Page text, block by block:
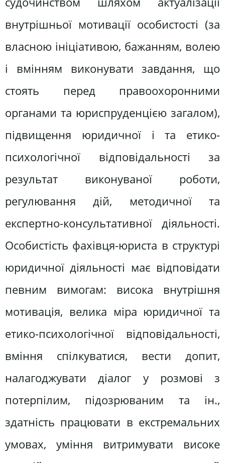
внутрішньої мотивації особистості (за
власною ініціативою, бажанням, волею
і вмінням виконувати завдання, що
стоять перед правоохоронними
органами та юриспруденцією загалом),
підвищення юридичної і та етико-
психологічної відповідальності за
результат виконуваної роботи,
регулювання дій, методичної та
експертно-консультативної діяльності.
Особистість фахівця-юриста в структурі
юридичної діяльності має відповідати
певним вимогам: висока внутрішня
мотивація, велика міра юридичної та
етико-психологічної відповідальності,
вміння спілкуватися, вести допит,
налагоджувати діалог у розмові з
потерпілим, підозрюваним та ін.,
здатність працювати в екстремальних
умовах, уміння витримувати високе